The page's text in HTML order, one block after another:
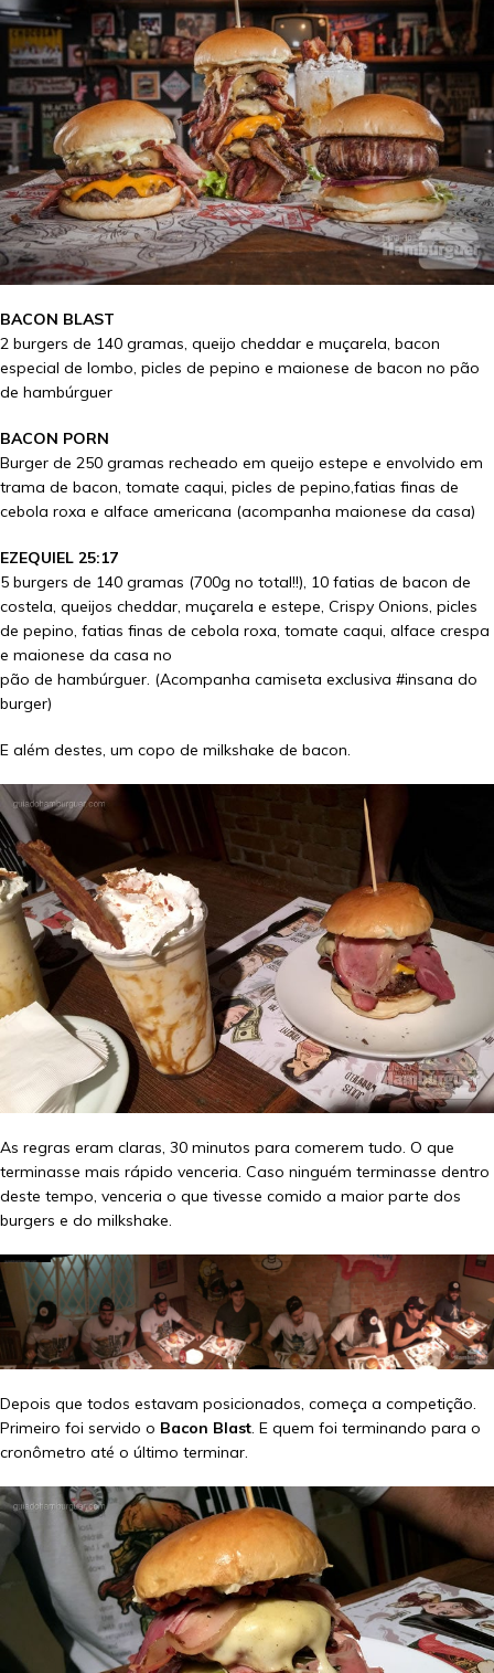
BACON BLAST
2 burgers de 140 gramas, queijo cheddar e muçarela, bacon
especial de lombo, picles de pepino e maionese de bacon no pão
de hambúrguer
BACON PORN
Burger de 250 gramas recheado em queijo estepe e envolvido em
trama de bacon, tomate caqui, picles de pepino,fatias finas de
cebola roxa e alface americana (acompanha maionese da casa)
EZEQUIEL 25:17
5 burgers de 140 gramas (700g no total!!), 10 fatias de bacon de
costela, queijos cheddar, muçarela e estepe, Crispy Onions, picles
de pepino, fatias finas de cebola roxa, tomate caqui, alface crespa
e maionese da casa no
pão de hambúrguer. (Acompanha camiseta exclusiva #insana do
burger)
E além destes, um copo de milkshake de bacon.
As regras eram claras, 30 minutos para comerem tudo. O que
terminasse mais rápido venceria. Caso ninguém terminasse dentro
deste tempo, venceria o que tivesse comido a maior parte dos
burgers e do milkshake.
Depois que todos estavam posicionados, começa a competição.
Primeiro foi servido o Bacon Blast. E quem foi terminando para o
cronômetro até o último terminar.